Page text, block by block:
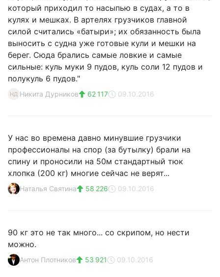
который приходил то насыпью в судах, а то в
кулях и мешках. В артелях грузчиков главной
силой считались «батыри»; их обязанность была
выносить с судна уже готовые кули и мешки на
берег. Сюда брались самые ловкие и самые
сильные: куль муки 9 пудов, куль соли 12 пудов и
полукуль 6 пудов."
НД Никита Дурников 62 117 09.10.2016
У нас во времена давно минувшие грузчики
профессионалы на спор (за бутылку) брали на
спину и проносили на 50м стандартный тюк
хлопка (200 кг) многие сейчас не верят...
Наталья Святина 58 226 09.10.2016
90 кг это не так много... со скрипом, но нести
можно.
Антон Плотников 53 921 09.10.2016